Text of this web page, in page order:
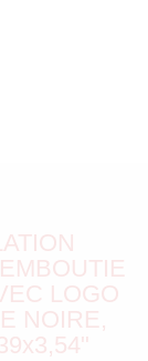
LOGO
NOIRE,